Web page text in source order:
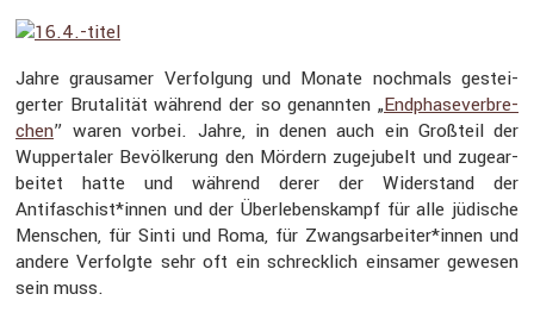
Jahre grausamer Verfol­gung und Monate nochmals gestei­
gerter Bruta­lität während der so genannten „Endpha­se­ver­bre­
chen” waren vorbei. Jahre, in denen auch ein Großteil der
Wupper­taler Bevöl­ke­rung den Mördern zugeju­belt und zugear­
beitet hatte und während derer der Wider­stand der
Antifaschist*innen und der Überle­bens­kampf für alle jüdische
Menschen, für Sinti und Roma, für Zwangsarbeiter*innen und
andere Verfolgte sehr oft ein schreck­lich einsamer gewesen
sein muss.